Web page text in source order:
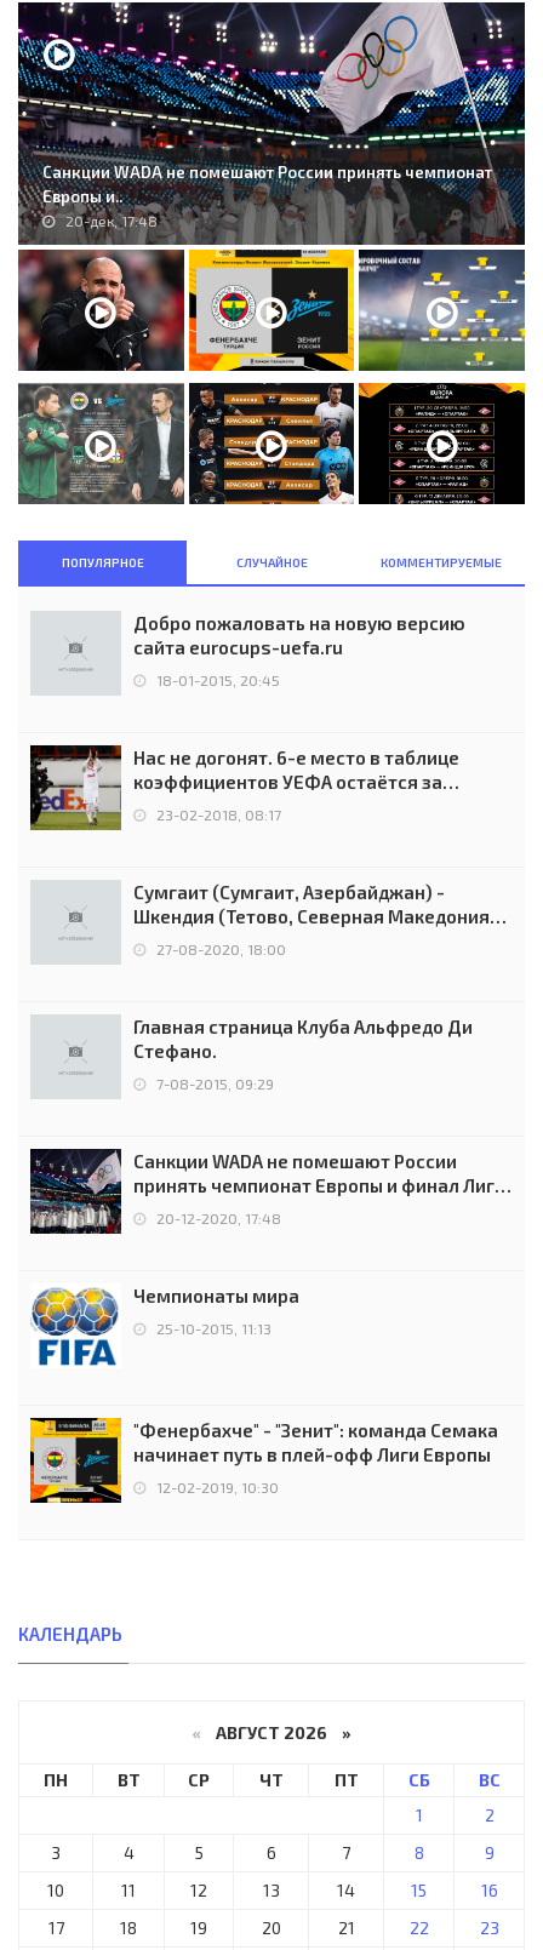
Санкции WADA не помешают России принять чемпионат
Европы и..
20-дек, 17:48
ПОПУЛЯРНОЕ СЛУЧАЙНОЕ КОММЕНТИРУЕМЫЕ
Добро пожаловать на новую версию
сайта eurocups-uefa.ru
18-01-2015, 20:45
Нас не догонят. 6-е место в таблице
коэффициентов УЕФА остаётся за
Россией
23-02-2018, 08:17
Сумгаит (Сумгаит, Азербайджан) -
Шкендия (Тетово, Северная Македония) -
0:2 (0:0)
27-08-2020, 18:00
Главная страница Клуба Альфредо Ди
Стефано.
7-08-2015, 09:29
Санкции WADA не помешают России
принять чемпионат Европы и финал Лиги
чемпионов.
20-12-2020, 17:48
Чемпионаты мира
25-10-2015, 11:13
"Фенербахче" - "Зенит": команда Семака
начинает путь в плей-офф Лиги Европы
12-02-2019, 10:30
КАЛЕНДАРЬ
« АВГУСТ 2026 »
ПН ВТ СР ЧТ ПТ СБ
ВС
1
2
3
4 5 6 7 8
9
10
11 12 13 14 15
16
17
18 19 20 21 22
23